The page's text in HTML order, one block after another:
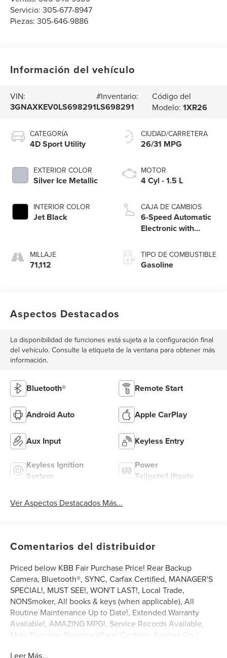
Servicio:305-677-8947
Piezas:305-646-9886
Información del vehículo
VIN:
3GNAXKEV0LS698291
#Inventario:
LS698291
Código del
Modelo: 1XR26
CATEGORÍA
4D Sport Utility
EXTERIOR COLOR
Silver Ice Metallic
INTERIOR COLOR
Jet Black
MILLAJE
71,112
CIUDAD/CARRETERA
26/31 MPG
MOTOR
4 Cyl - 1.5 L
CAJA DE CAMBIOS
6-Speed Automatic
Electronic with
TIPO DE COMBUSTIBLE
Gasoline
Aspectos Destacados
La disponibilidad de funciones está sujeta a la configuración final
del vehículo. Consulte la etiqueta de la ventana para obtener más
información.
Bluetooth® Remote Start
Android Auto Apple CarPlay
Aux Input Keyless Entry
Keyless Ignition
System
Power
Tailgate/Liftgate
Ver Aspectos Destacados Más...
Comentarios del distribuidor
Priced below KBB Fair Purchase Price! Rear Backup
Camera, Bluetooth®, SYNC, Carfax Certified, MANAGER'S
SPECIAL!, MUST SEE!, WON'T LAST!, Local Trade,
NONSmoker, All books & keys (when applicable), All
Routine Maintenance Up to Date!, Extended Warranty
Available!, AMAZING MPG!, Service Records Available,
Mutli Function Steering Wheel Controls, Keyless Go /
Leer Más...